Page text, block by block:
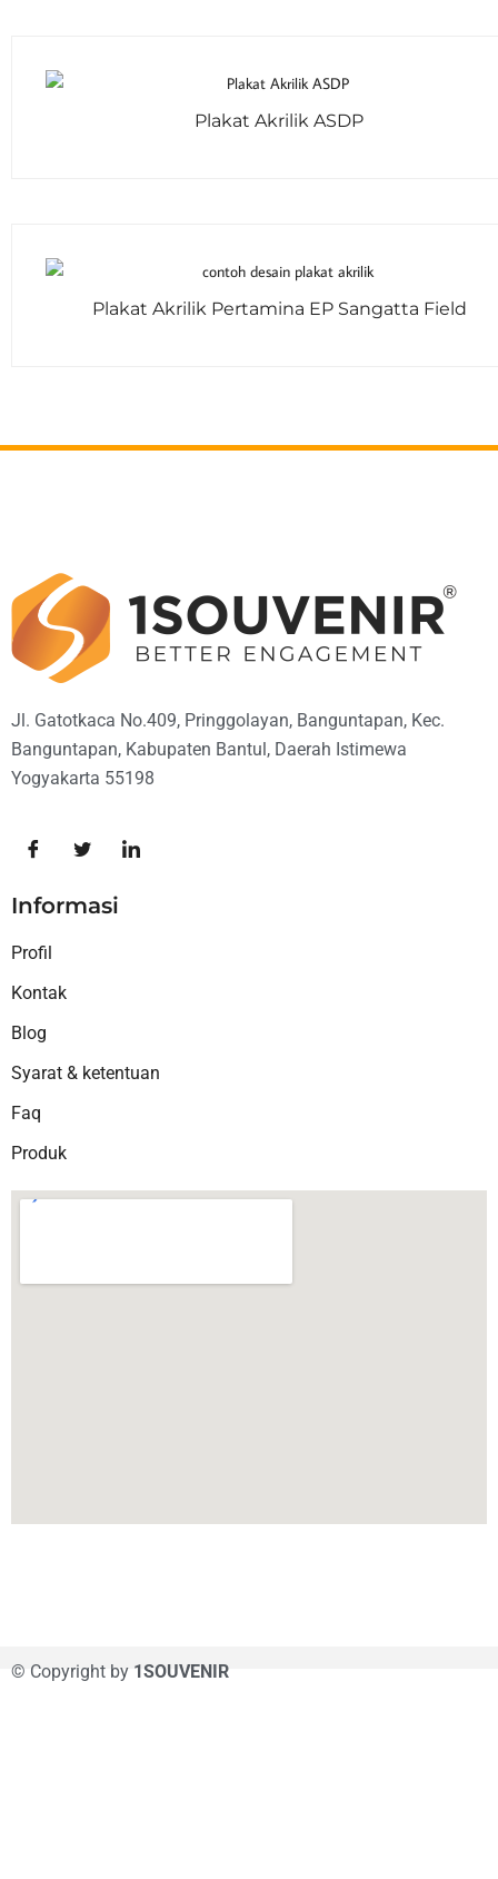
Plakat Akrilik ASDP
Plakat Akrilik Pertamina EP Sangatta Field
Jl. Gatotkaca No.409, Pringgolayan, Banguntapan, Kec.
Banguntapan, Kabupaten Bantul, Daerah Istimewa
Yogyakarta 55198
Informasi
Profil
Kontak
Blog
Syarat & ketentuan
Faq
Produk
© Copyright by 1SOUVENIR